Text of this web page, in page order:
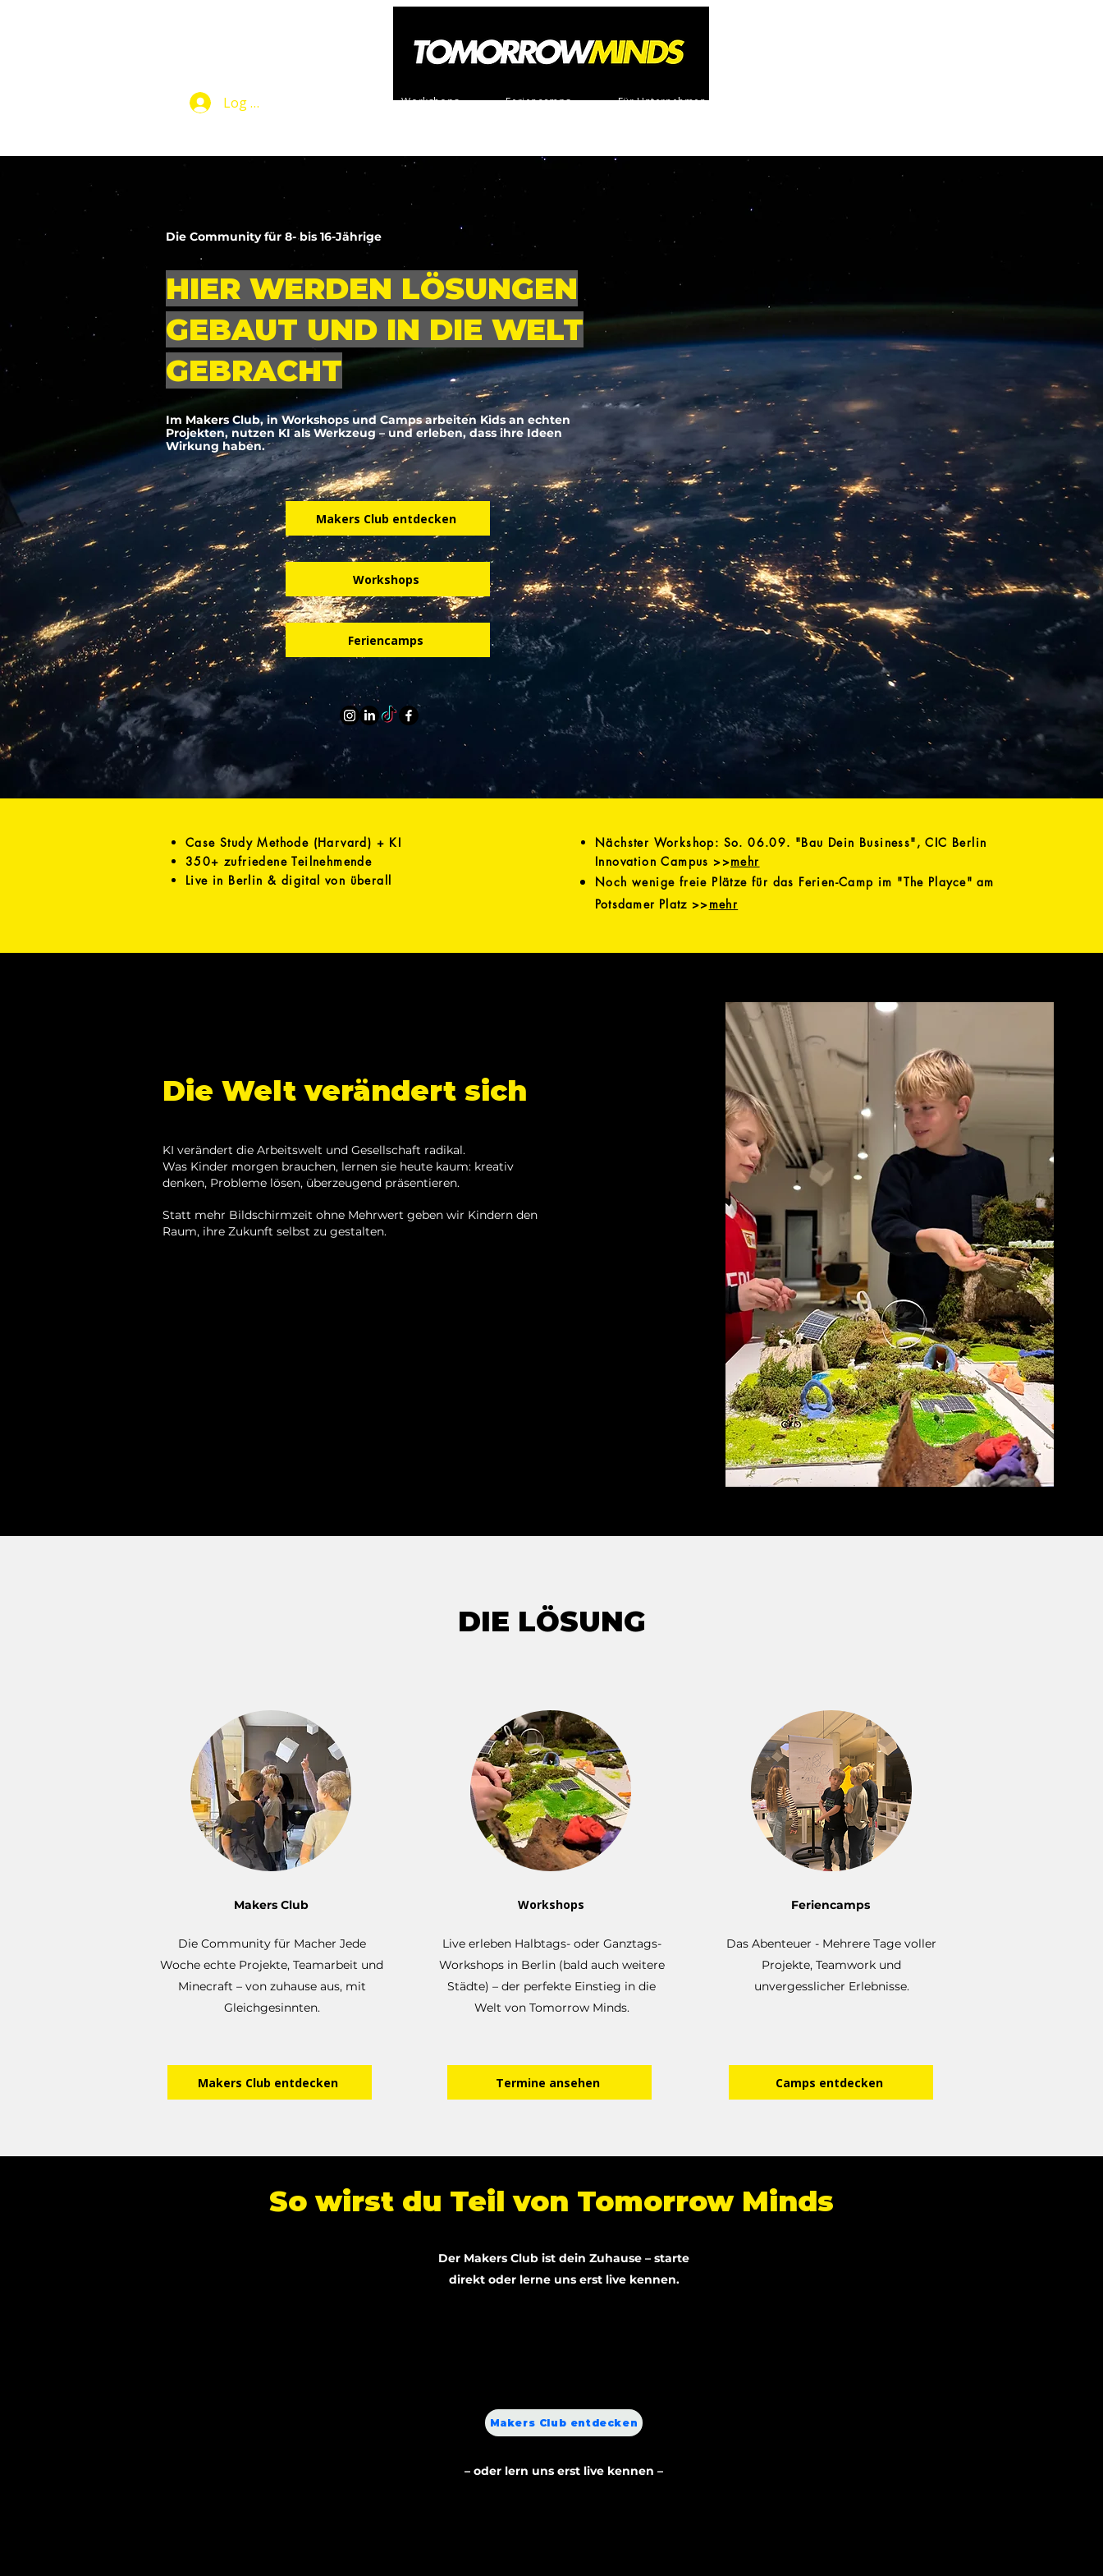
Log In Workshops Feriencamps Für Unternehmen
Die Community für 8- bis 16-Jährige
HIER WERDEN LÖSUNGEN
GEBAUT UND IN DIE WELT
GEBRACHT
Im Makers Club, in Workshops und Camps arbeiten Kids an echten
Projekten, nutzen KI als Werkzeug – und erleben, dass ihre Ideen
Wirkung haben.
Makers Club entdecken
Workshops
Feriencamps
Case Study Methode (Harvard) + KI
350+ zufriedene Teilnehmende
Live in Berlin & digital von überall
Nächster Workshop: So. 06.09. "Bau Dein Business", CIC Berlin
Innovation Campus >>mehr
Noch wenige freie Plätze für das Ferien-Camp im "The Playce" am
Potsdamer Platz >>mehr
Die Welt verändert sich
KI verändert die Arbeitswelt und Gesellschaft radikal.
Was Kinder morgen brauchen, lernen sie heute kaum: kreativ
denken, Probleme lösen, überzeugend präsentieren.
Statt mehr Bildschirmzeit ohne Mehrwert geben wir Kindern den
Raum, ihre Zukunft selbst zu gestalten.
DIE LÖSUNG
Makers Club
Die Community für Macher Jede
Woche echte Projekte, Teamarbeit und
Minecraft – von zuhause aus, mit
Gleichgesinnten.
Makers Club entdecken
Workshops
Live erleben Halbtags- oder Ganztags-
Workshops in Berlin (bald auch weitere
Städte) – der perfekte Einstieg in die
Welt von Tomorrow Minds.
Termine ansehen
Feriencamps
Das Abenteuer - Mehrere Tage voller
Projekte, Teamwork und
unvergesslicher Erlebnisse.
Camps entdecken
So wirst du Teil von Tomorrow Minds
Der Makers Club ist dein Zuhause – starte
direkt oder lerne uns erst live kennen.
Makers Club entdecken
– oder lern uns erst live kennen –